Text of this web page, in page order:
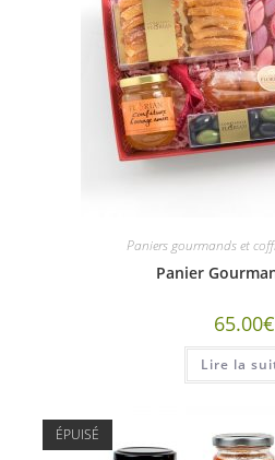
Paniers gourmands et
Panier
65.00€
Lire la
ÉPUISÉ